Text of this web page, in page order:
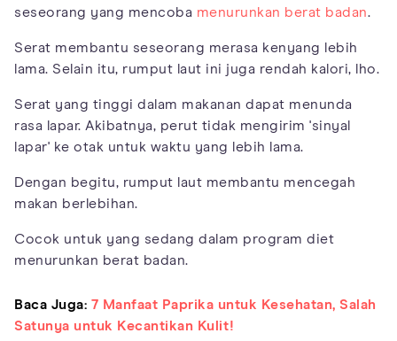
seseorang yang mencoba menurunkan berat badan.
Serat membantu seseorang merasa kenyang lebih
lama. Selain itu, rumput laut ini juga rendah kalori, lho.
Serat yang tinggi dalam makanan dapat menunda
rasa lapar. Akibatnya, perut tidak mengirim 'sinyal
lapar' ke otak untuk waktu yang lebih lama.
Dengan begitu, rumput laut membantu mencegah
makan berlebihan.
Cocok untuk yang sedang dalam program diet
menurunkan berat badan.
Baca Juga: 7 Manfaat Paprika untuk Kesehatan, Salah
Satunya untuk Kecantikan Kulit!